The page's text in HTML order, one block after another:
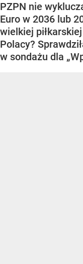
PZPN nie
Euro w 2036 lub
wielkiej
Polacy?
w sondażu dla